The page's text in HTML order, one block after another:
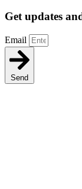
Get updates
Email
Send